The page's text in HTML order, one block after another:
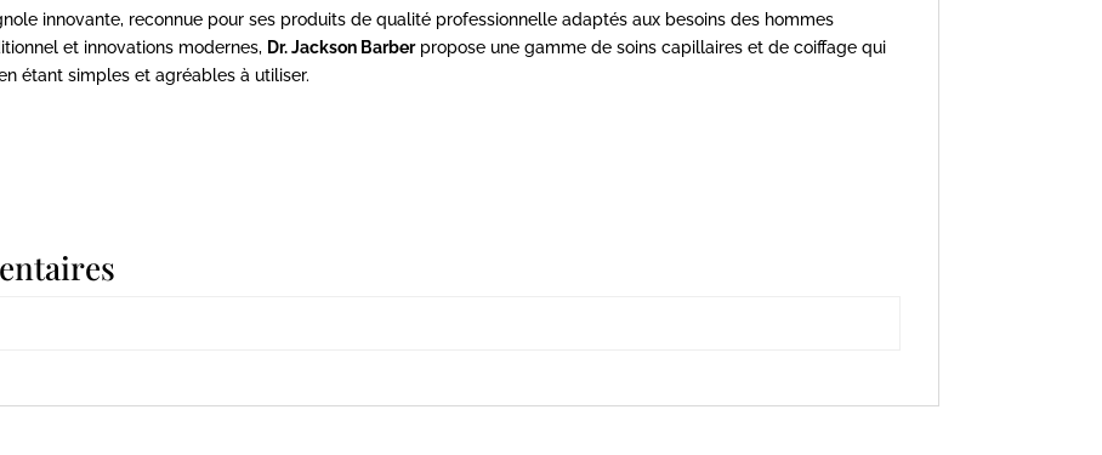
innovante, reconnue pour ses produits de qualité professionnelle adaptés aux besoins des hommes
et innovations modernes, Dr. Jackson Barberpropose une gamme de soins capillaires et de coiffage qui
étant simples et agréables à utiliser.